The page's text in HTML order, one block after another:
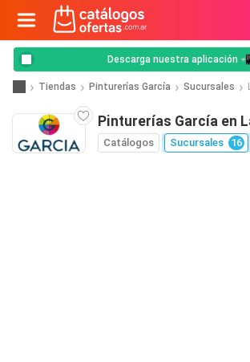
Descarga nuestra aplicación 📲
Tiendas Pinturerías García Sucursales
Pinturerías García en
Catálogos Sucursales 16